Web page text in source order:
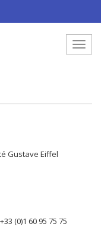
Gustave Eiffel
(0)1 60 95 75 75